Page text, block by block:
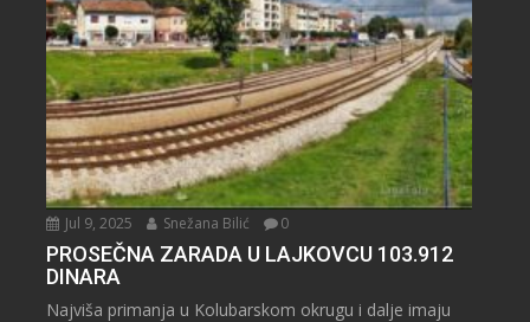
Jul 9, 2025 Snežana Bilić 0
PROSEČNA ZARADA U LAJKOVCU 103.912
DINARA
Najviša primanja u Kolubarskom okrugu i dalje imaju